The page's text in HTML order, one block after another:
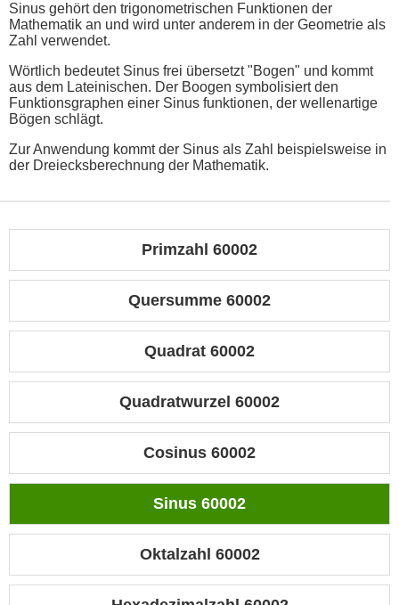
Sinus gehört den trigonometrischen Funktionen der
Mathematik an und wird unter anderem in der Geometrie als
Zahl verwendet.
Wörtlich bedeutet Sinus frei übersetzt "Bogen" und kommt
aus dem Lateinischen. Der Boogen symbolisiert den
Funktionsgraphen einer Sinus funktionen, der wellenartige
Bögen schlägt.
Zur Anwendung kommt der Sinus als Zahl beispielsweise in
der Dreiecksberechnung der Mathematik.
Primzahl 60002
Quersumme 60002
Quadrat 60002
Quadratwurzel 60002
Cosinus 60002
Sinus 60002
Oktalzahl 60002